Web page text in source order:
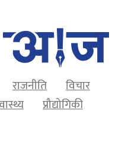
राजनीति
विचार
प्रौद्योगिकी